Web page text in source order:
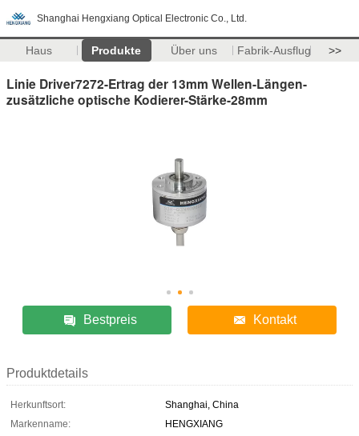
Shanghai Hengxiang Optical Electronic Co., Ltd.
Haus Produkte Über uns Fabrik-Ausflug >>
Linie Driver7272-Ertrag der 13mm Wellen-Längen-
zusätzliche optische Kodierer-Stärke-28mm
Bestpreis Kontakt
Produktdetails
Herkunftsort:
Shanghai, China
Markenname:
HENGXIANG